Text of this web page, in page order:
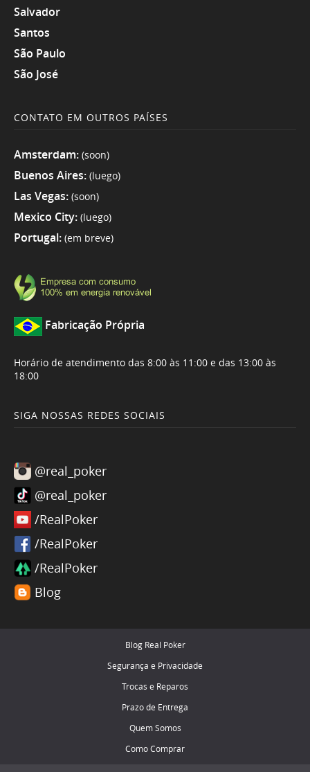
Salvador
Santos
São Paulo
São José
CONTATO EM OUTROS PAÍSES
Amsterdam: (soon)
Buenos Aires: (luego)
Las Vegas: (soon)
Mexico City: (luego)
Portugal: (em breve)
Fabricação Própria
Horário de atendimento das 8:00 às 11:00 e das 13:00 às
18:00
SIGA NOSSAS REDES SOCIAIS
@real_poker
@real_poker
/RealPoker
/RealPoker
/RealPoker
Blog
Blog Real Poker
Segurança e Privacidade
Trocas e Reparos
Prazo de Entrega
Quem Somos
Como Comprar